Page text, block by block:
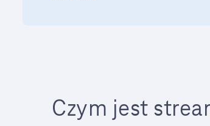
Czym jest